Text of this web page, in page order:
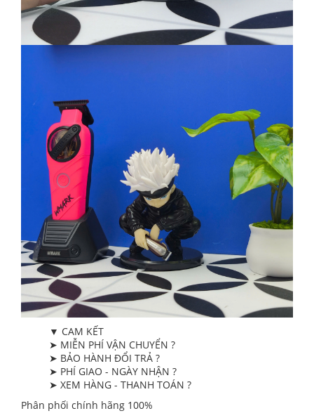
▼ CAM KẾT
➤ MIỄN PHÍ VẬN CHUYỂN ?
➤ BẢO HÀNH ĐỔI TRẢ ?
➤ PHÍ GIAO - NGÀY NHẬN ?
➤ XEM HÀNG - THANH TOÁN ?
Phân phối chính hãng 100%